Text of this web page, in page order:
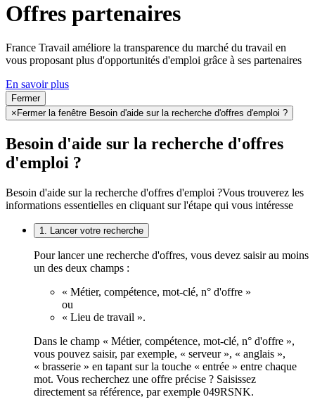
Offres partenaires
France Travail améliore la transparence du marché du travail en
vous proposant plus d'opportunités d'emploi grâce à ses partenaires
En savoir plus
Fermer
× Fermer la fenêtre Besoin d'aide sur la recherche d'offres d'emploi ?
Besoin d'aide sur la recherche d'offres
d'emploi ?
Besoin d'aide sur la recherche d'offres d'emploi ?Vous trouverez les
informations essentielles en cliquant sur l'étape qui vous intéresse
1. Lancer votre recherche
Pour lancer une recherche d'offres, vous devez saisir au moins
un des deux champs :
« Métier, compétence, mot-clé, n° d'offre »
ou
« Lieu de travail ».
Dans le champ « Métier, compétence, mot-clé, n° d'offre »,
vous pouvez saisir, par exemple, « serveur », « anglais »,
« brasserie » en tapant sur la touche « entrée » entre chaque
mot. Vous recherchez une offre précise ? Saisissez
directement sa référence, par exemple 049RSNK.